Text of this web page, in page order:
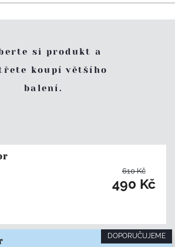
si produkt a
koupí většího
balení.
610 Kč
490 Kč
DOPORUČUJEME